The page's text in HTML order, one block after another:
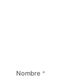
Nombre *